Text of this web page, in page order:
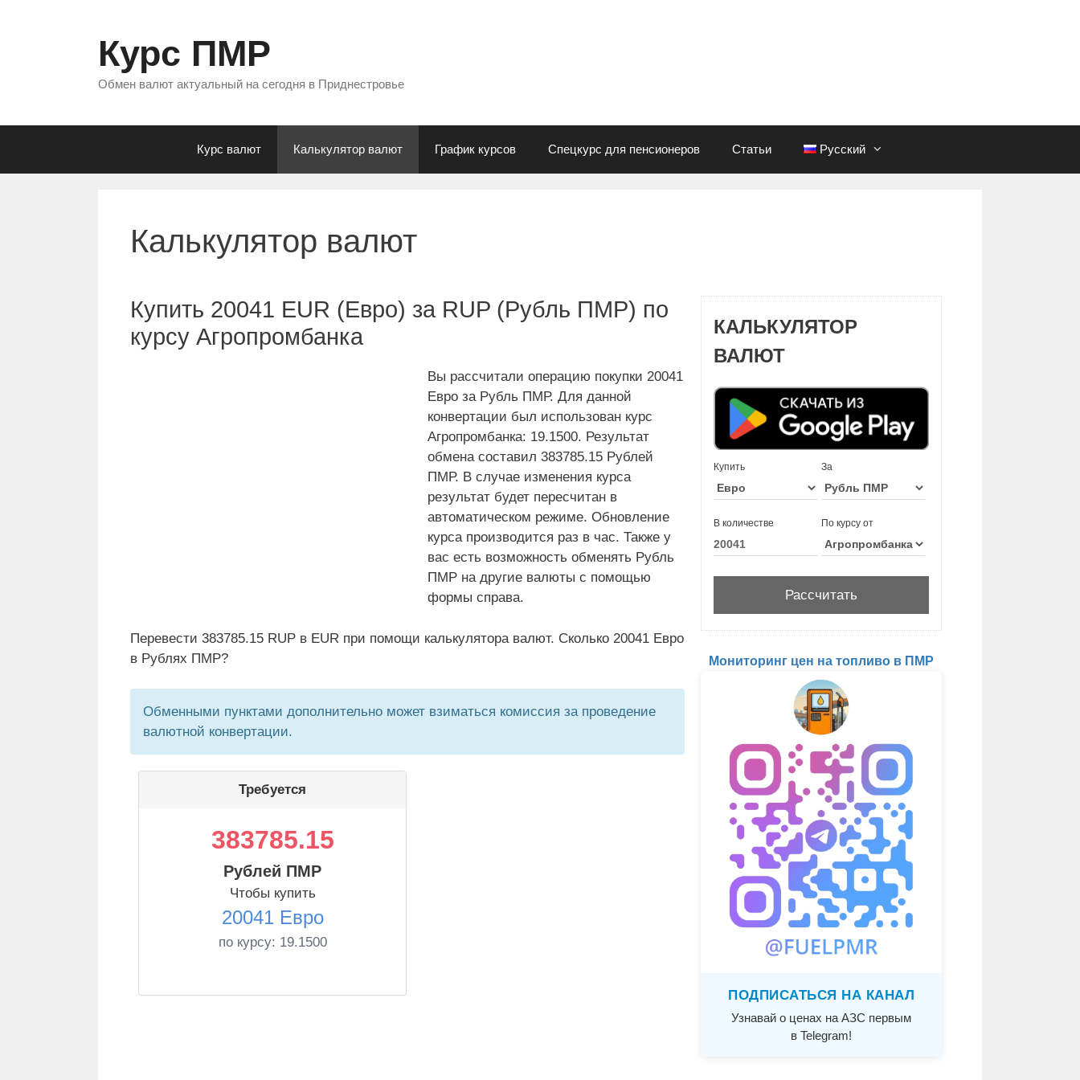
Курс ПМР
Обмен валют актуальный на сегодня в Приднестровье
Курс валют Калькулятор валют График курсов Спецкурс для пенсионеров Статьи Русский
Калькулятор валют
Купить 20041 EUR (Евро) за RUP (Рубль ПМР) по
курсу Агропромбанка
Вы рассчитали операцию покупки 20041
Евро за Рубль ПМР. Для данной
конвертации был использован курс
Агропромбанка: 19.1500. Результат
обмена составил 383785.15 Рублей
ПМР. В случае изменения курса
результат будет пересчитан в
автоматическом режиме. Обновление
курса производится раз в час. Также у
вас есть возможность обменять Рубль
ПМР на другие валюты с помощью
формы справа.
Перевести 383785.15 RUP в EUR при помощи калькулятора валют. Сколько 20041 Евро
в Рублях ПМР?
Обменными пунктами дополнительно может взиматься комиссия за проведение
валютной конвертации.
Требуется
383785.15
Рублей ПМР
Чтобы купить
20041 Евро
по курсу: 19.1500
КАЛЬКУЛЯТОР
ВАЛЮТ
Купить За
В количестве По курсу от
Мониторинг цен на топливо в ПМР
ПОДПИСАТЬСЯ НА КАНАЛ
Узнавай о ценах на АЗС первым
в Telegram!